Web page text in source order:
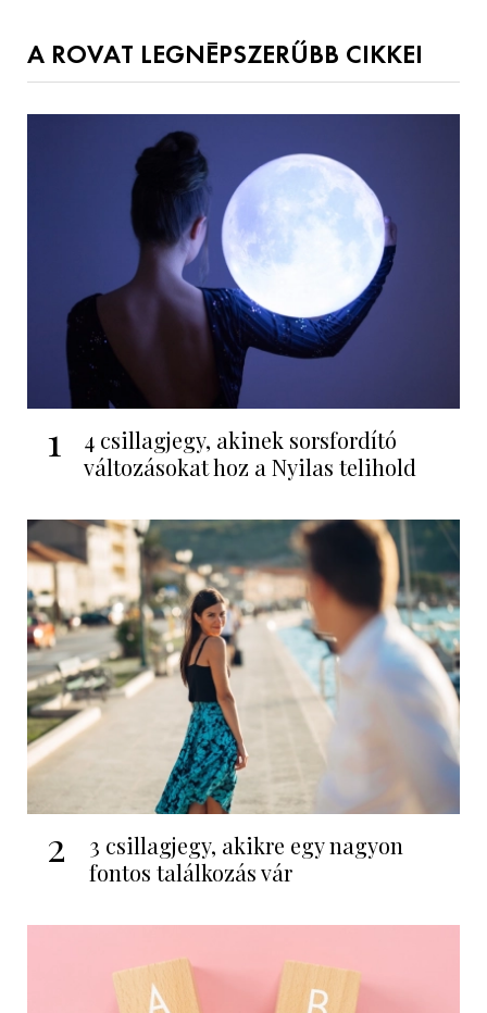
A ROVAT LEGNÉPSZERŰBB CIKKEI
1
4 csillagjegy, akinek sorsfordító
változásokat hoz a Nyilas telihold
2
3 csillagjegy, akikre egy nagyon
fontos találkozás vár